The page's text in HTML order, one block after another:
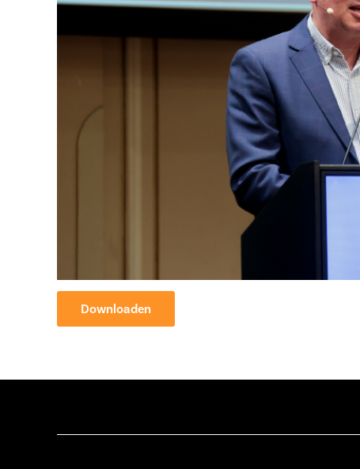
Downloaden